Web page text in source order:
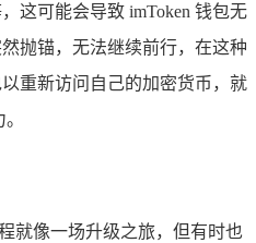
这可能会导致 imToken 钱包无
抛锚，无法继续前行，在这种
重新访问自己的加密货币，就
就像一场升级之旅，但有时也